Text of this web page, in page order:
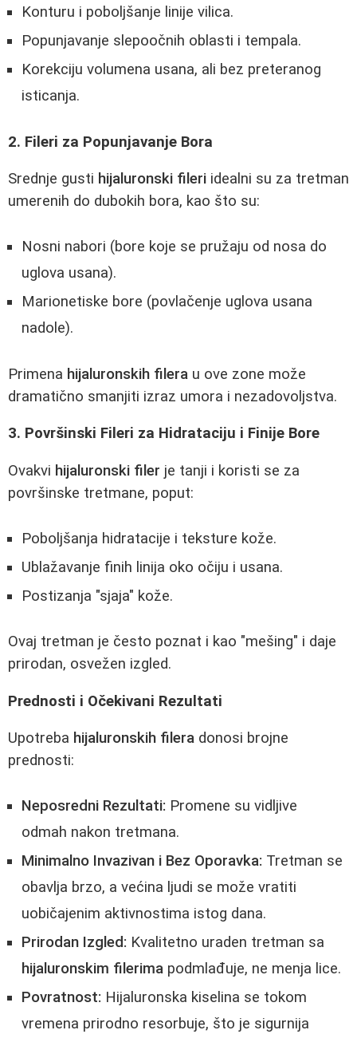
Konturu i poboljšanje linije vilica.
Popunjavanje slepoočnih oblasti i tempala.
Korekciju volumena usana, ali bez preteranog
isticanja.
2. Fileri za Popunjavanje Bora
Srednje gusti hijaluronski fileri idealni su za tretman
umerenih do dubokih bora, kao što su:
Nosni nabori (bore koje se pružaju od nosa do
uglova usana).
Marionetiske bore (povlačenje uglova usana
nadole).
Primena hijaluronskih filera u ove zone može
dramatično smanjiti izraz umora i nezadovoljstva.
3. Površinski Fileri za Hidrataciju i Finije Bore
Ovakvi hijaluronski filer je tanji i koristi se za
površinske tretmane, poput:
Poboljšanja hidratacije i teksture kože.
Ublažavanje finih linija oko očiju i usana.
Postizanja "sjaja" kože.
Ovaj tretman je često poznat i kao "mešing" i daje
prirodan, osvežen izgled.
Prednosti i Očekivani Rezultati
Upotreba hijaluronskih filera donosi brojne
prednosti:
Neposredni Rezultati: Promene su vidljive
odmah nakon tretmana.
Minimalno Invazivan i Bez Oporavka: Tretman se
obavlja brzo, a većina ljudi se može vratiti
uobičajenim aktivnostima istog dana.
Prirodan Izgled: Kvalitetno uraden tretman sa
hijaluronskim filerima podmlađuje, ne menja lice.
Povratnost: Hijaluronska kiselina se tokom
vremena prirodno resorbuje, što je sigurnija